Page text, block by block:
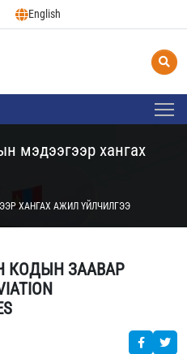
English
мэдээгээр хангах
ХАНГАХ АЖИЛ ҮЙЛЧИЛГЭЭ
КОДЫН ЗААВАР